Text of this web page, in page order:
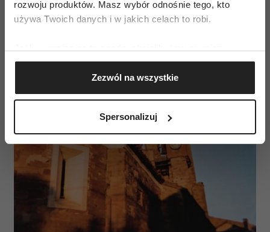
rozwoju produktów. Masz wybór odnośnie tego, kto
używa Twoich danych i w jakich celach to robi.
Gromadzić dane dotyczące Twojej lokalizacji
geograficznej z dokładnością nawet do kilku metrów
Identyfikować Twoje urządzenie, aktywnie
(fingerprinting, czyli wirtualny odcisk palca)
dane są przetwarzane oraz ustaw własne preferencje w
sekcji szczegółów
. W Deklaracji plików cookie możesz
zmienić lub wycofać swoją zgodę w dowolnej chwili.
Wykorzystujemy pliki cookie do spersonalizowania treści
i reklam, aby oferować funkcje społecznościowe i
Zezwól na wszystkie
Spersonalizuj